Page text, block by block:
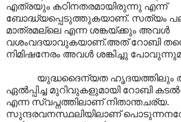
എത്രയും കഠിനതരമായിരുന്നു എന്ന്
ബോദ്ധ്യപ്പെടുത്തുകയാണ്. സത്യം
മാത്രമല്ലെ എന്ന ശങ്കയ്ക്കും അവൾ
വശംവദയാവുകയാണ്.അത് റോബി
നിമിഷനേരം അവൾ ശങ്കിച്ചു
യുദ്ധദൈന്യത ഹൃദയത്തിലും
ഏൽ‌പ്പിച്ച മുറിവുകളുമായി റോബി
എന്ന സ്വപ്നത്തിലാണ് നിതാന്തചര്യ.
സുന്ദരവനസ്ഥലിയിലാണ്